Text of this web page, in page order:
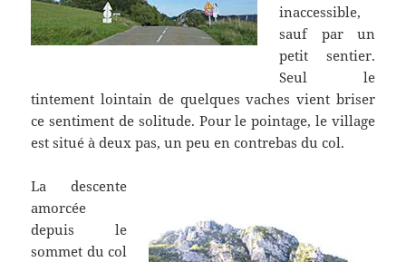
inaccessible,
sauf par un
petit sentier.
Seul le
tintement lointain de quelques vaches vient briser
ce sentiment de solitude. Pour le pointage, le village
est situé à deux pas, un peu en contrebas du col.
La descente
amorcée
depuis le
sommet du col